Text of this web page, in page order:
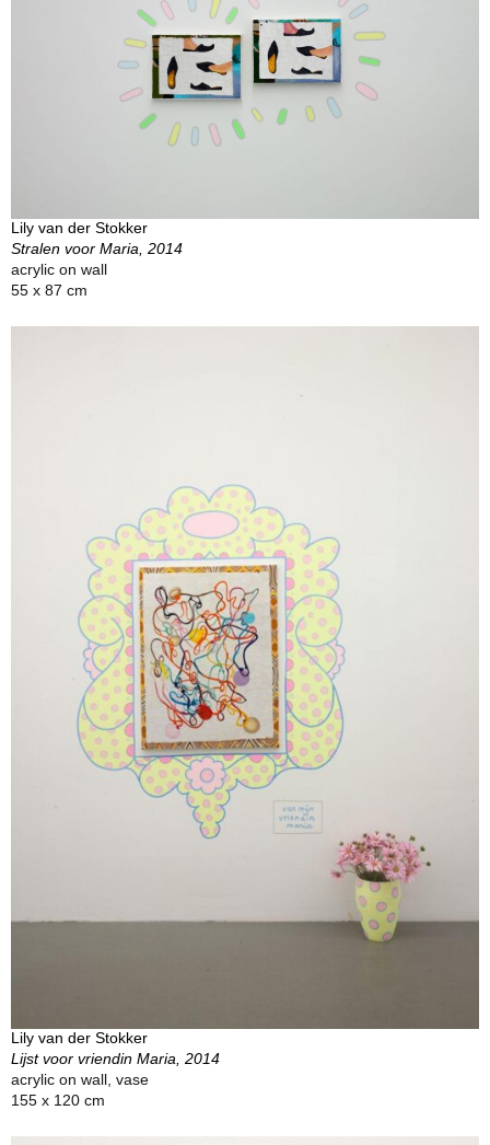
Lily van der Stokker
Stralen voor Maria, 2014
acrylic on wall
55 x 87 cm
Lily van der Stokker
Lijst voor vriendin Maria, 2014
acrylic on wall, vase
155 x 120 cm